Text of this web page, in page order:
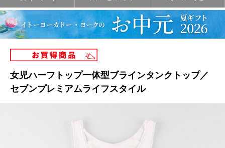
女児ハーフトップ一体型ブラインタンクトップ／
セブンプレミアムライフスタイル